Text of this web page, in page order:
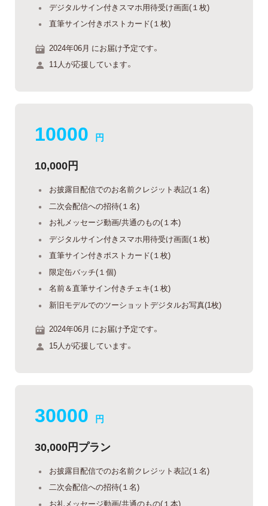
デジタルサイン付きスマホ用待受け画面(１枚)
直筆サイン付きポストカード(１枚)
2024年06月 にお届け予定です。
11人が応援しています。
10000 円
10,000円
お披露目配信でのお名前クレジット表記(１名)
二次会配信への招待(１名)
お礼メッセージ動画/共通のもの(１本)
デジタルサイン付きスマホ用待受け画面(１枚)
直筆サイン付きポストカード(１枚)
限定缶バッチ(１個)
名前＆直筆サイン付きチェキ(１枚)
新旧モデルでのツーショットデジタルお写真(1枚)
2024年06月 にお届け予定です。
15人が応援しています。
30000 円
30,000円プラン
お披露目配信でのお名前クレジット表記(１名)
二次会配信への招待(１名)
お礼メッセージ動画/共通のもの(１本)